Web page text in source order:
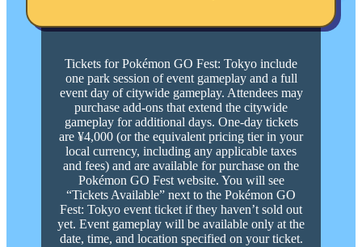
Tickets for Pokémon GO Fest: Tokyo include
one park session of event gameplay and a full
event day of citywide gameplay. Attendees may
purchase add-ons that extend the citywide
gameplay for additional days. One-day tickets
are ¥4,000 (or the equivalent pricing tier in your
local currency, including any applicable taxes
and fees) and are available for purchase on the
Pokémon GO Fest website. You will see
“Tickets Available” next to the Pokémon GO
Fest: Tokyo event ticket if they haven’t sold out
yet. Event gameplay will be available only at the
date, time, and location specified on your ticket.